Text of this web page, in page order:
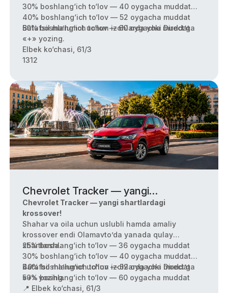
30% boshlang‘ich to‘lov — 40 oygacha muddat
40% boshlang‘ich to‘lov — 52 oygacha muddat
50% boshlang‘ich to‘lov — 60 oygacha muddat
Batafsil ma’lumot uchun izohlarda yoki Direct’ga
«+» yozing.
Elbek ko‘chasi, 61/3
1312
Chevrolet Tracker — yangi
shartlardagi krossover!
Chevrolet Tracker — yangi shartlardagi
krossover!
Shahar va oila uchun uslubli hamda amaliy
krossover endi Olamavto’da yanada qulay
shartlarda.
25% boshlang‘ich to‘lov — 36 oygacha muddat
30% boshlang‘ich to‘lov — 40 oygacha muddat
40% boshlang‘ich to‘lov — 52 oygacha muddat
50% boshlang‘ich to‘lov — 60 oygacha muddat
Batafsil ma’lumot uchun izohlarda yoki Direct’ga
«+» yozing.
📍 Elbek ko‘chasi, 61/3